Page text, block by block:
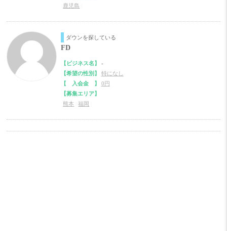
鹿児島
ダウンを探している
FD
【ビジネス名】
-
【希望の性別】
特になし
【 入会金 】
0円
【募集エリア】
熊本
|福岡